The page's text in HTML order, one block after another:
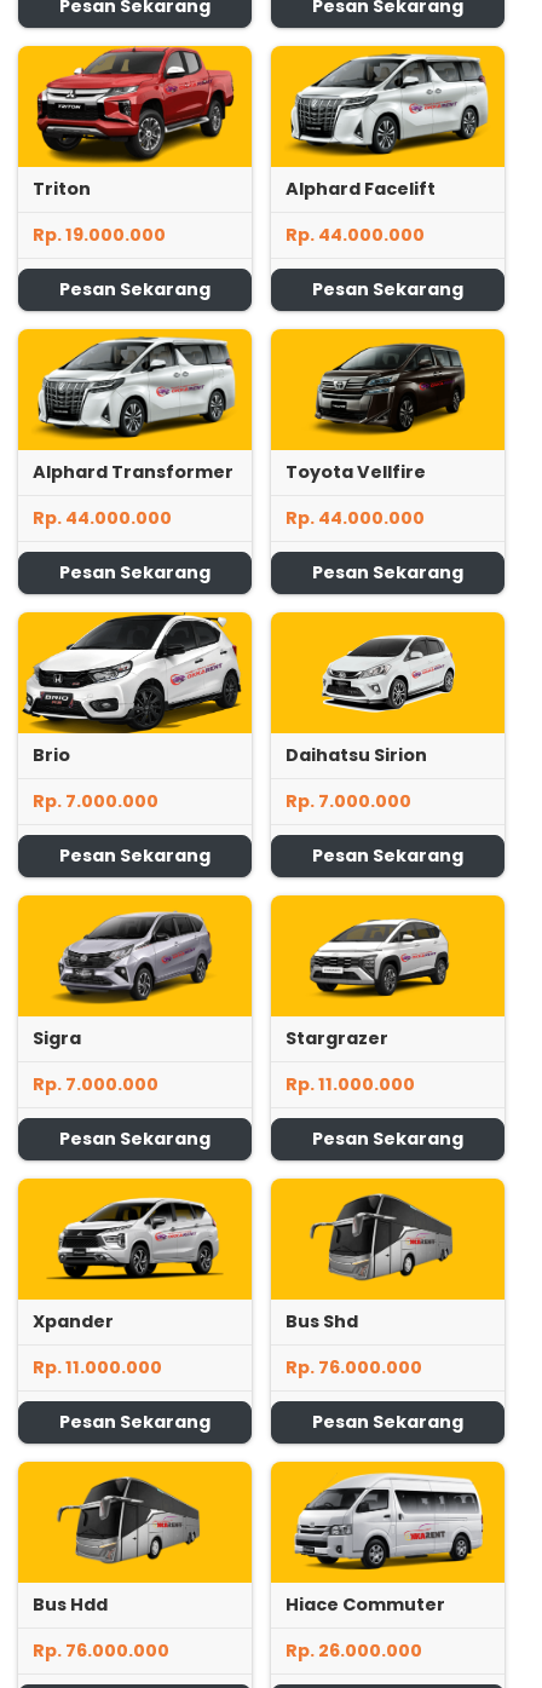
Pesan Sekarang Pesan Sekarang
Triton
Rp. 19.000.000
Pesan Sekarang
Alphard Facelift
Rp. 44.000.000
Pesan Sekarang
Alphard Transformer
Rp. 44.000.000
Pesan Sekarang
Toyota Vellfire
Rp. 44.000.000
Pesan Sekarang
Brio
Rp. 7.000.000
Pesan Sekarang
Daihatsu Sirion
Rp. 7.000.000
Pesan Sekarang
Sigra
Rp. 7.000.000
Pesan Sekarang
Stargrazer
Rp. 11.000.000
Pesan Sekarang
Xpander
Rp. 11.000.000
Pesan Sekarang
Bus Shd
Rp. 76.000.000
Pesan Sekarang
Bus Hdd
Rp. 76.000.000
Hiace Commuter
Rp. 26.000.000